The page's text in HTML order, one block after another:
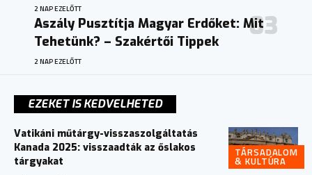
2 NAP EZELŐTT
Aszály Pusztítja Magyar Erdőket: Mit
Tehetünk? – Szakértői Tippek
2 NAP EZELŐTT
EZEKET IS KEDVELHETED
TÁRSADALOM
& KULTÚRA
Vatikáni műtárgy-visszaszolgáltatás
Kanada 2025: visszaadták az őslakos
tárgyakat